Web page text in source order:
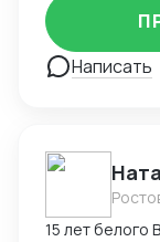
Написать
15 лет белого